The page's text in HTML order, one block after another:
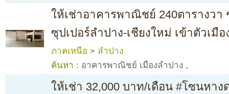
ให้เช่าอาคารพาณิชย์ 240ตารางวา
ซุปเปอร์ลำปาง-เชียงใหม่ เข้าตัวเมื
ภาคเหนือ > ลำปาง
ค้นหา : อาคารพาณิชย์ เมืองลำปาง ,
ให้เช่า 32,000 บาท/เดือน #โซนหา